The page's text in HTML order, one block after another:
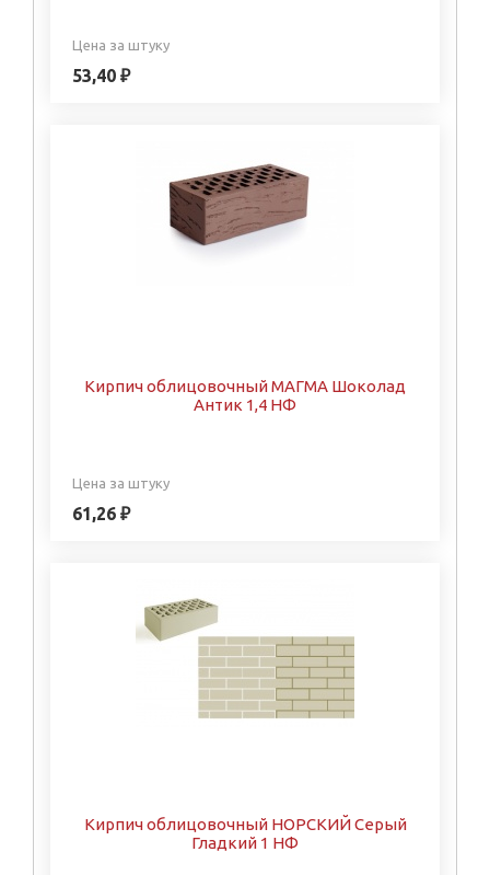
Цена за штуку
53,40 ₽
Кирпич облицовочный МАГМА Шоколад
Антик 1,4 НФ
Цена за штуку
61,26 ₽
Кирпич облицовочный НОРСКИЙ Серый
Гладкий 1 НФ